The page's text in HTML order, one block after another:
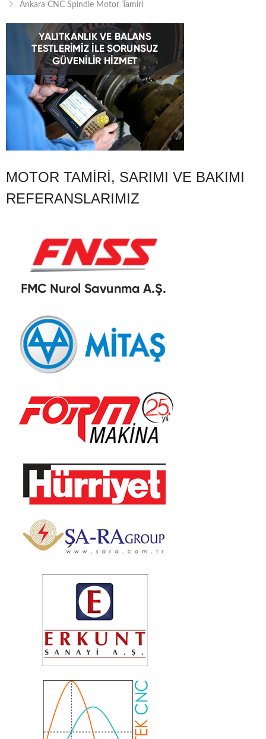
Ankara CNC Spindle Motor Tamiri
MOTOR TAMIRI, SARIMI VE BAKIMI
REFERANSLARIMIZ